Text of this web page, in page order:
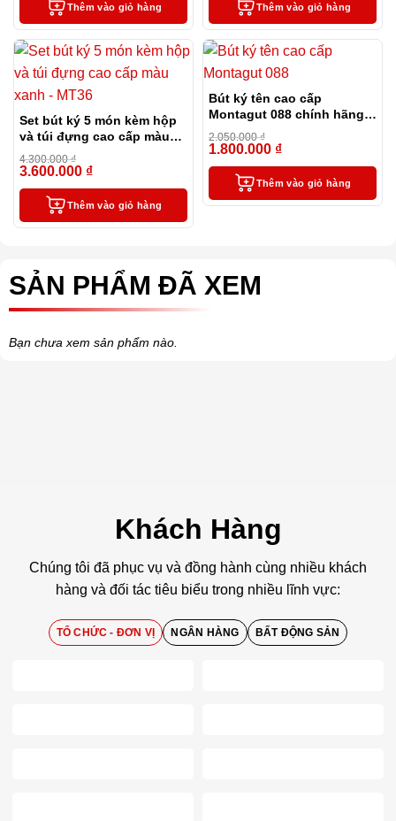
Thêm vào giỏ hàng Thêm vào giỏ hàng
Set bút ký 5 món kèm hộp
và túi đựng cao cấp màu
xanh – MT36
4.300.000₫
3.600.000 ₫
Thêm vào giỏ hàng
Bút ký tên cao cấp
Montagut 088 chính hãng
màu đen tặng kèm 3 ngòi,
túi và hộp
2.050.000₫
1.800.000 ₫
Thêm vào giỏ hàng
SẢN PHẨM ĐÃ XEM
Bạn chưa xem sản phẩm nào.
Khách Hàng
Chúng tôi đã phục vụ và đồng hành cùng nhiều khách
hàng và đối tác tiêu biểu trong nhiều lĩnh vực:
TỔ CHỨC - ĐƠN VỊ NGÂN HÀNG BẤT ĐỘNG SẢN